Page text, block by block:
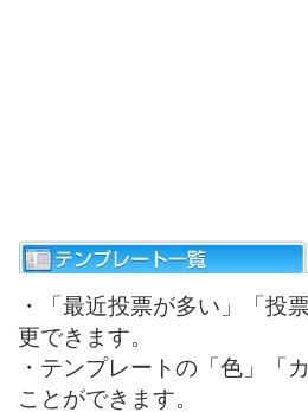
・「最近投票が多い」「投
更できます。
・テンプレートの「色」「
ことができます。